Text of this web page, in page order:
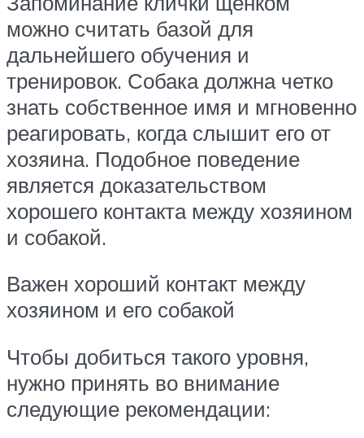
можно считать базой для
дальнейшего обучения и
тренировок. Собака должна четко
знать собственное имя и мгновенно
реагировать, когда слышит его от
хозяина. Подобное поведение
является доказательством
хорошего контакта между хозяином
и собакой.
Важен хороший контакт между
хозяином и его собакой
Чтобы добиться такого уровня,
нужно принять во внимание
следующие рекомендации: